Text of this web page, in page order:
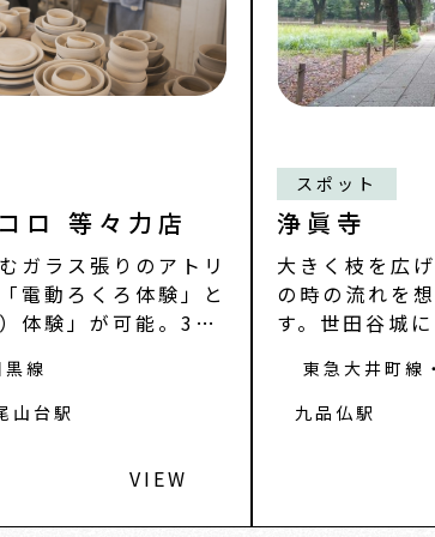
ロ 等々力店
ガラス張りのアトリ
電動ろくろ体験」と
体験」が可能。3歳
線
山台駅
VIEW
スポット
浄眞寺
大きく枝を広
の時の流れを
す。世田谷城
東急大井町線
九品仏駅